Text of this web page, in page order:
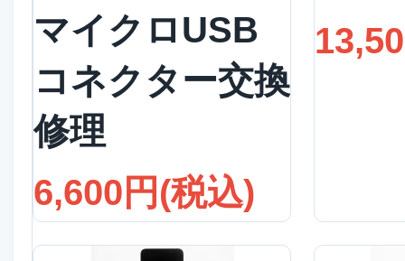
マイクロUSB
コネクター交換
修理
6,600円(税込)